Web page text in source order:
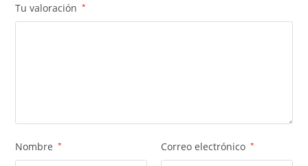
Tu valoración *
Nombre * Correo electrónico *